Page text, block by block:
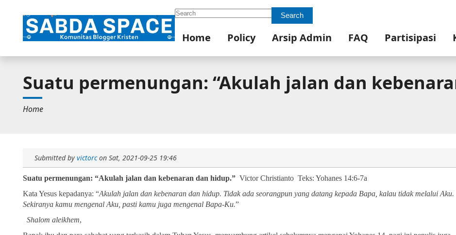
Search Search
Home Policy Arsip Admin FAQ Partisipasi
Suatu permenungan: “Akulah jalan dan
Home
Submitted by victorcon Sat, 2021-09-25 19:46
Suatu permenungan: “Akulah jalan dan kebenaran dan hidup.” Victor Christianto Teks: Yohanes 14:6-7a
Kata Yesus kepadanya: “Akulah jalan dan kebenaran dan hidup. Tidak ada seorangpun yang datang kepada Bapa, kalau tidak melalui Aku.
Sekiranya kamu mengenal Aku, pasti kamu juga mengenal Bapa-Ku.”
Shalom aleikhem,